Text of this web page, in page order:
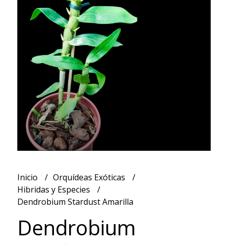
Inicio
Orquídeas Exóticas
Hibridas y Especies
Dendrobium Stardust Amarilla
Dendrobium